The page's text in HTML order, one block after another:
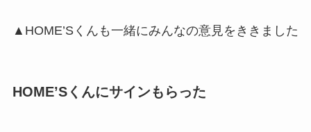
▲HOME’Sくんも一緒にみんなの意見をききました
HOME’Sくんにサインもらった